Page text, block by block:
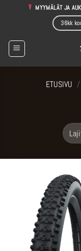
MYYMÄLÄT JA
36kk
ETUSIVU /